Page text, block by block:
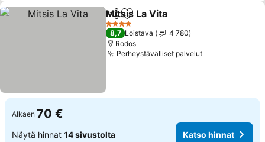
Jaa Lisää suosikkeihin
Mitsis La Vita
4 Tähtiluokitus
8,7 Loistava
4 780
Rodos
Perheystävälliset palvelut
Alkaen 70 €
Näytä hinnat 14 sivustolta Katso hinnat